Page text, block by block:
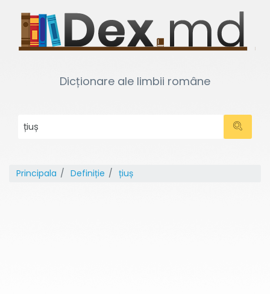
Dicționare ale limbii române
Principala Definiție țiuș